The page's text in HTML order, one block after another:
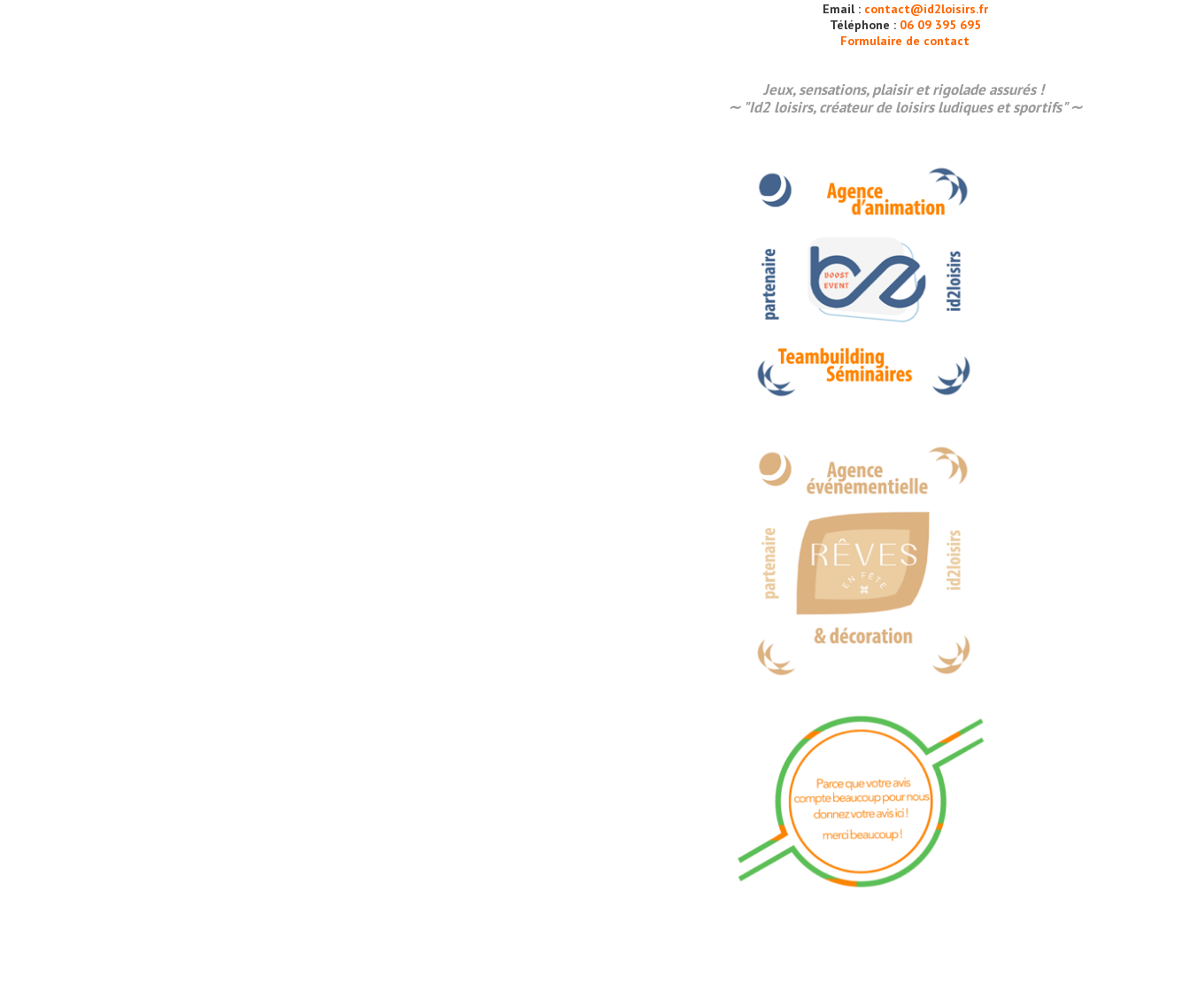
Email : contact@id2loisirs.fr
Téléphone : 06 09 395 695
Formulaire de contact
Jeux, sensations,plaisiret rigolade assurés !
∼ "Id2 loisirs, créateur de loisirs ludiques et sportifs" ∼